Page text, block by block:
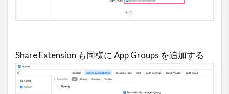
Share Extension も同様に App Groups を追加する